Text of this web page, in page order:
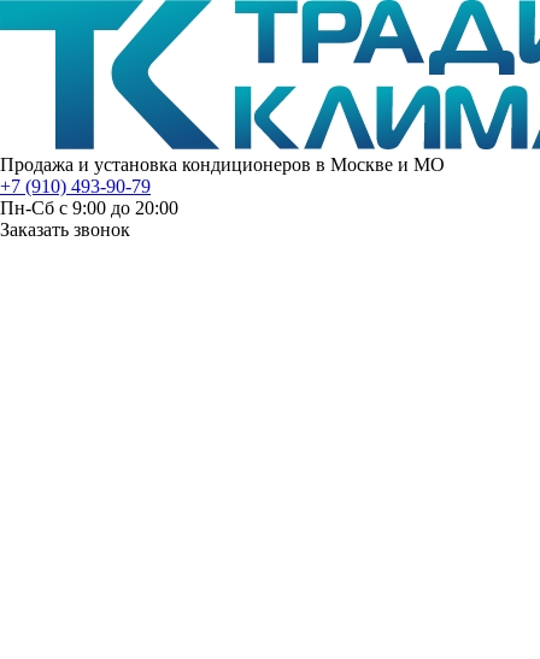
Продажа и установка кондиционеров в Москве и МО
+7 (910) 493-90-79
Пн-Сб с 9:00 до 20:00
Заказать звонок